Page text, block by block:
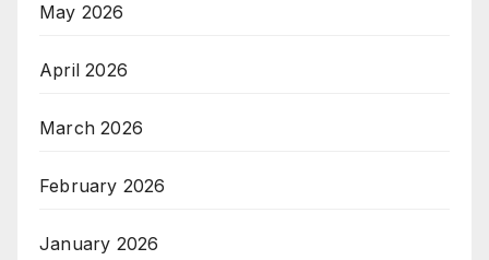
May 2026
April 2026
March 2026
February 2026
January 2026